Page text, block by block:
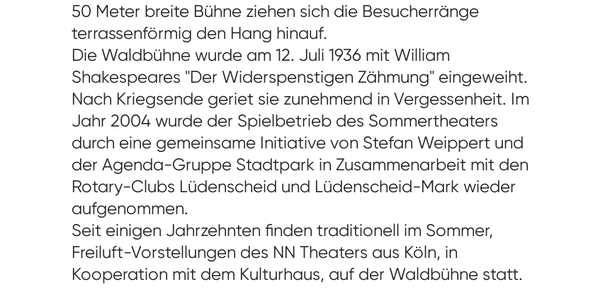
50 Meter breite Bühne ziehen sich die Besucherränge
terrassenförmig den Hang hinauf.
Die Waldbühne wurde am 12. Juli 1936 mit William
Shakespeares "Der Widerspenstigen Zähmung" eingeweiht.
Nach Kriegsende geriet sie zunehmend in Vergessenheit. Im
Jahr 2004 wurde der Spielbetrieb des Sommertheaters
durch eine gemeinsame Initiative von Stefan Weippert und
der Agenda-Gruppe Stadtpark in Zusammenarbeit mit den
Rotary-Clubs Lüdenscheid und Lüdenscheid-Mark wieder
aufgenommen.
Seit einigen Jahrzehnten finden traditionell im Sommer,
Freiluft-Vorstellungen des NN Theaters aus Köln, in
Kooperation mit dem Kulturhaus, auf der Waldbühne statt.